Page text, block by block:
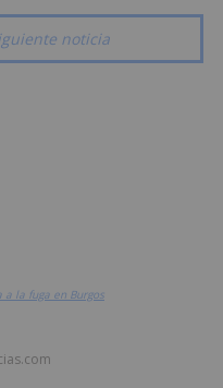
noticia
la fuga en Burgos